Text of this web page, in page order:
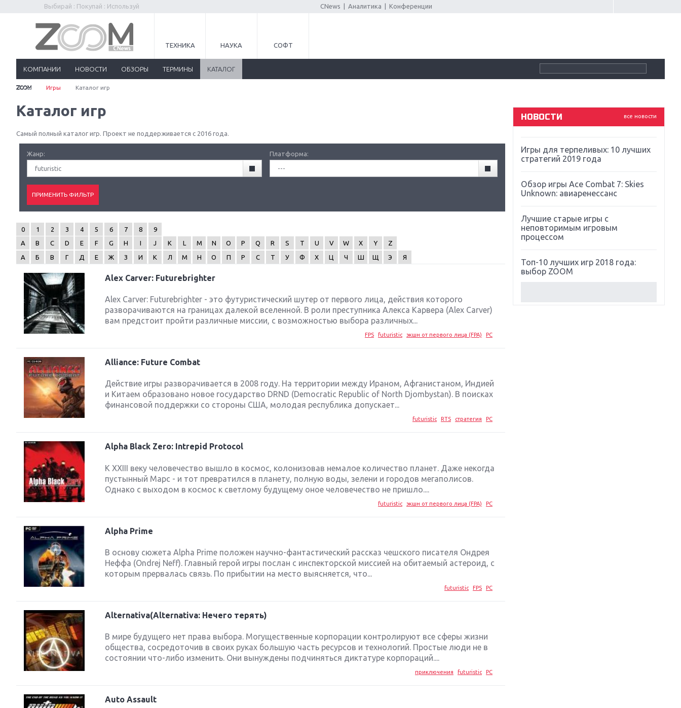
Выбирай : Покупай : Используй CNews Аналитика Конференции
ТЕХНИКА НАУКА СОФТ
КОМПАНИИ НОВОСТИ ОБЗОРЫ ТЕРМИНЫ КАТАЛОГ
Игры Каталог игр
Каталог игр
Самый полный каталог игр. Проект не поддерживается с 2016 года.
Жанр:
futuristic
Платформа:
---
0 1 2 3 4 5 6 7 8
9
A
B C D E F G H I J K L M N O P Q R S T U V W X Y
Z
А
Б В Г Д Е Ж З И К Л М Н О П Р С Т У Ф Х Ц Ч Ш Щ Э Я
Alex Carver: Futurebrighter
Alex Carver: Futurebrighter - это футуристический шутер от первого лица, действия которого
разворачиваются на границах далекой вселенной. В роли преступника Алекса Карвера (Alex Carver)
вам предстоит пройти различные миссии, с возможностью выбора различных...
FPS futuristic экшн от первого лица (FPA) PC
Alliance: Future Combat
Действие игры разворачивается в 2008 году. На территории между Ираном, Афганистаном, Индией
и Китаем образовано новое государство DRND (Democratic Republic of North Djombystan). В поисках
финансовой поддержки со стороны США, молодая республика допускает...
futuristic RTS стратегия PC
Alpha Black Zero: Intrepid Protocol
К XXIII веку человечество вышло в космос, колонизовав немалое количество планет. Даже некогда
пустынный Марс - и тот превратился в планету, полную воды, зелени и городов мегаполисов.
Однако с выходом в космос к светлому будущему оное человечество не пришло....
futuristic экшн от первого лица (FPA) PC
Alpha Prime
В основу сюжета Alpha Prime положен научно-фантастический рассказ чешского писателя Ондрея
Неффа (Ondrej Neff). Главный герой игры послан с инспекторской миссией на обитаемый астероид, с
которым прервалась связь. По прибытии на место выясняется, что...
futuristic FPS PC
Alternativa(Alternativa: Нечего терять)
В мире будущего нет права выбора. Могущественные корпорации контролируют все сферы жизни
общества, сосредоточив в своих руках большую часть ресурсов и технологий. Простые люди не в
состоянии что-либо изменить. Они вынуждены подчиняться диктатуре корпораций....
приключения futuristic PC
Auto Assault
все новости
НОВОСТИ
Souls
Far Cry 5: хвалить нельзя ругать
Игры для терпеливых: 10 лучших
стратегий 2019 года
Обзор игры Ace Combat 7: Skies
Unknown: авиаренессанс
Лучшие старые игры с
неповторимым игровым
процессом
Топ-10 лучших игр 2018 года:
выбор ZOOM
Next